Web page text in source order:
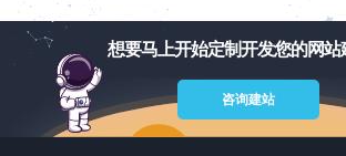
想要马上开始定制开发您的网站
咨询建站